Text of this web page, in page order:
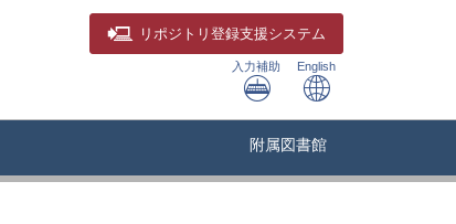
リポジトリ 登録支援システム
入力補助 English
附属図書館